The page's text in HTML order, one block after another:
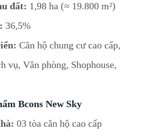
đất: 1,98 ha (≈ 19.800 m²)
36,5%
Căn hộ chung cư cao cấp,
vụ, Văn phòng, Shophouse,
Bcons New Sky
03 tòa căn hộ cao cấp